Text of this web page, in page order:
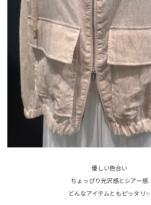
優しい色合い
ちょっぴり光沢感とシアー感
どんなアイテムともピッタリ✨